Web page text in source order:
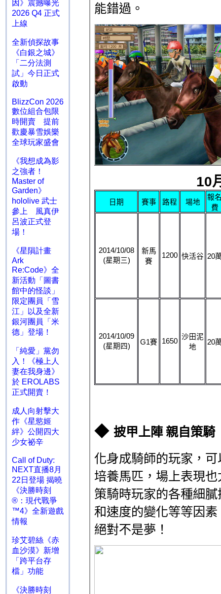
因》震撼曝光
2026 Q4 正式
上線
全新偵探故事
《白銀之城》
「二分法測
試」今日正式
啟動
BlizzCon 2026
數位組合包限
時開賣 提前
歡慶暴雪娛樂
全球玩家盛會
《我想成為影
之強者！
Master of
Garden》
hololive 武士
參上 風真伊
呂波正式登
場！
《星隕計畫
Ark
Re:Code》全
新活動「圖書
館中的怪談」
限定團員「雪
江」以及全新
銀河團員「米
德」登場！
「純愛」黨勿
入！《極上人
妻在我身邊》
於 EROLABS
正式開賣！
成人向射擊大
作《星慾姬
絆》公開四大
少女祕辛
Call of Duty:
NEXT直播8月
22日登場 揭曉
《決勝時刻
®：現代戰爭
™4》全新遊戲
情報
珍艾碧絲《赤
血沙漠》新增
「跨平台存
檔」功能
《決勝時刻